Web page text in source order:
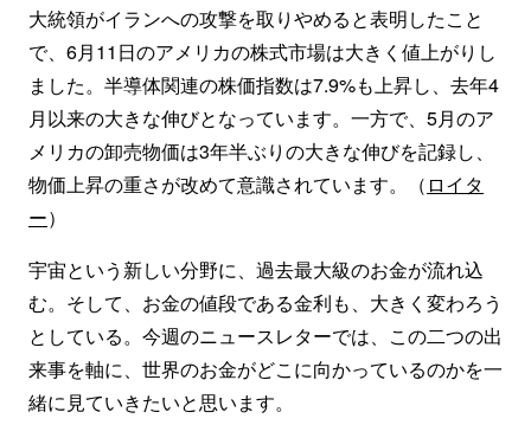
大統領がイランへの攻撃を取りやめると表明したこと
で、6月11日のアメリカの株式市場は大きく値上がりし
ました。半導体関連の株価指数は7.9%も上昇し、去年4
月以来の大きな伸びとなっています。一方で、5月のア
メリカの卸売物価は3年半ぶりの大きな伸びを記録し、
物価上昇の重さが改めて意識されています。（ ロイタ
ー）
宇宙という新しい分野に、過去最大級のお金が流れ込
む。そして、お金の値段である金利も、大きく変わろう
としている。今週のニュースレターでは、この二つの出
来事を軸に、世界のお金がどこに向かっているのかを一
緒に見ていきたいと思います。